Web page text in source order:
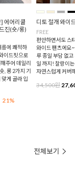
에어리쿨
진(숏/롱)
름에 쾌적하
이드핏으로
주어 데일리
, 롱 2가지 기
게 골라 입
21%
디토 절개 와이
FREE
편안하면서도 스
와이드 팬츠에요
루 종일 부담 없
일 까지! 찰랑이
자연스럽게 커버
34,500원
전체보기